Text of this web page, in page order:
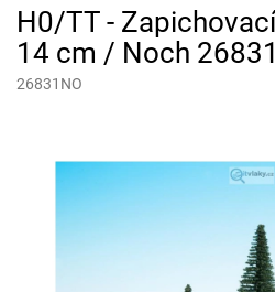
H0/TT -
14 cm / Noch 26831
26831NO